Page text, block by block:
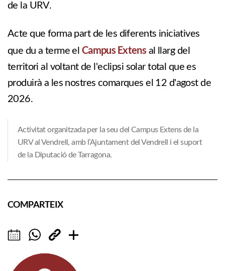
de la URV.
Acte que forma part de les diferents iniciatives
que du a terme el Campus Extens al llarg del
territori al voltant de l'eclipsi solar total que es
produirà a les nostres comarques el 12 d'agost de
2026.
Activitat organitzada per la seu del Campus Extens de la
URV al Vendrell, amb l’Ajuntament del Vendrell i el suport
de la Diputació de Tarragona.
COMPARTEIX